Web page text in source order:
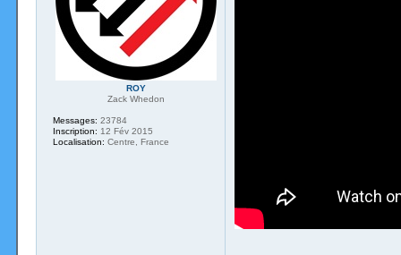
ROY
Zack Whedon
Messages: 23784
Inscription: 12 Fév 2015
Localisation: Centre, France